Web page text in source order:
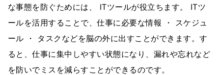
な事態を防ぐためには、 ITツールが役立ちます。 ITツ
ールを活用することで、仕事に必要な情報 ・ スケジュ
ール ・ タスクなどを脳の外に出すことができます。す
ると、仕事に集中しやすい状態になり、漏れや忘れなど
を防いでミスを減らすことができるのです。